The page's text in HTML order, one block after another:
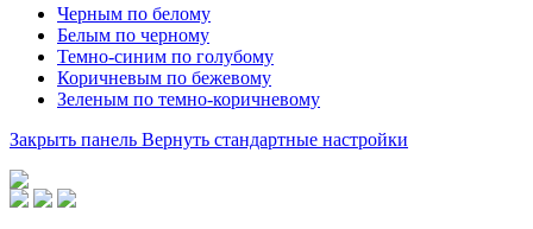
Черным по белому
Белым по черному
Темно-синим по голубому
Коричневым по бежевому
Зеленым по темно-коричневому
Закрыть панель Вернуть стандартные настройки